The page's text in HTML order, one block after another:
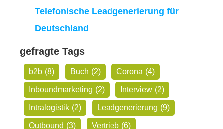
Telefonische Leadgenerierung für
Deutschland
gefragte Tags
b2b (8) Buch (2) Corona (4)
Inboundmarketing (2) Interview (2)
Intralogistik (2) Leadgenerierung (9)
Outbound (3) Vertrieb (6)